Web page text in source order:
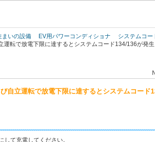
まいの設備 EV用パワーコンディショナ
システムコ
転で放電下限に達するとシステムコード134/136が発生
自立運転で放電下限に達するとシステムコード
て充電してください。